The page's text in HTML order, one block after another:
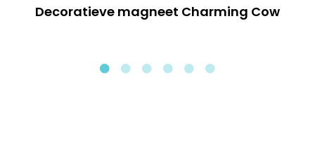
Decoratieve magneet Charming Cow